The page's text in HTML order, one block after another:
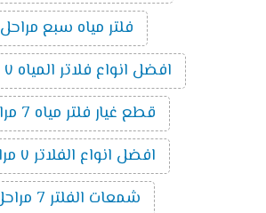
فلتر مياه سبع مراحل
افضل انواع فلاتر المياه ٧ مراحل
قطع غيار فلتر مياه 7 مراحل
افضل انواع الفلاتر ٧ مراحل
شمعات الفلتر 7 مراحل